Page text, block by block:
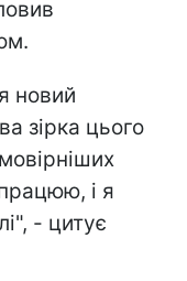
новий
зірка цього
і я
- цитує